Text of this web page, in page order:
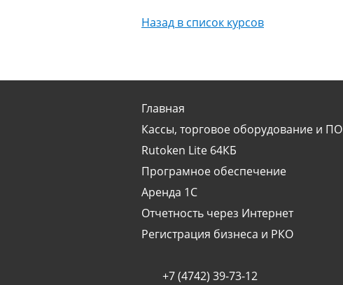
Назад в список курсов
Главная
Кассы, торговое оборудование и ПО
Rutoken Lite 64КБ
Програмное обеспечение
Аренда 1С
Отчетность через Интернет
Регистрация бизнеса и РКО
+7 (4742) 39-73-12